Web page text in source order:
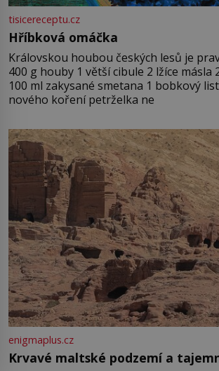
tisicereceptu.cz
Hříbková omáčka
Královskou houbou českých lesů je pravý hřib.
400 g houby 1 větší cibule 2 lžíce másla
100 ml zakysané smetana 1 bobkový
nového koření petrželka ne
enigmaplus.cz
Krvavé maltské podzemí a